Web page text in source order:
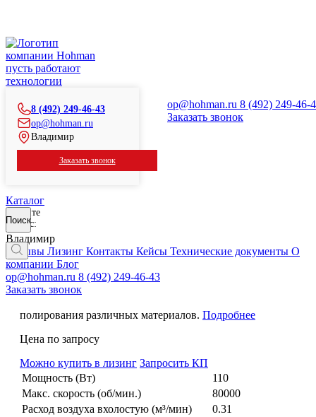
пусть работают
технологии
8 (492) 249-46-43
op@hohman.ru
Владимир
Заказать звонок
op@hohman.ru 8 (492) 249-46-
Заказать звонок
Каталог
Введите
запрос:
Поиск
Владимир
Отзывы Лизинг Контакты Кейсы Технические документы О
компании Блог
op@hohman.ru 8 (492) 249-46-43
Заказать звонок
Ручной инструмент
Пневматические машины
Прямые пневматические шлифовальные машины
Легкая прямая шлифовальная машина c высоким
Легкая прямая шлифовальная машина c высоким числом
оборотов (80.000 об/мин.
Мощный и надёжный инструмент для шлифования и
полирования различных материалов.
Легкая прямая шлифовальная
машина c высоким числом
оборотов (80.000 об/мин.
полирования различных материалов. Подробнее
Цена по запросу
Можно купить в лизинг Запросить КП
Мощность (Вт)
110
Макс. скорость (об/мин.)
80000
Расход воздуха вхолостую (м³/мин)
0.31